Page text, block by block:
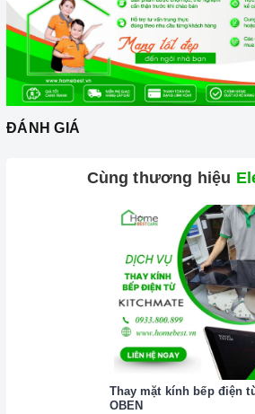
Thiết bị nhà bếp có sự cố hãy gọi ngay
Hotline số0933 800 899 hoặc 028 66
Xem thêm chi tiết tại:Home Best Care -
lắp đặt thiết bị Miền Nam
ĐÁNH GIÁ
Cùng thương hiệu
Thay mặt kính bếp điện
OBEN